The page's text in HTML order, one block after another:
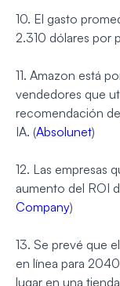
10. El gasto
2.310 dólares por
11. Amazon está
vendedores que
recomendación
IA. (Absolunet)
12. Las empresas
aumento del ROI
Company)
13. Se prevé que
en línea para
lugar en una